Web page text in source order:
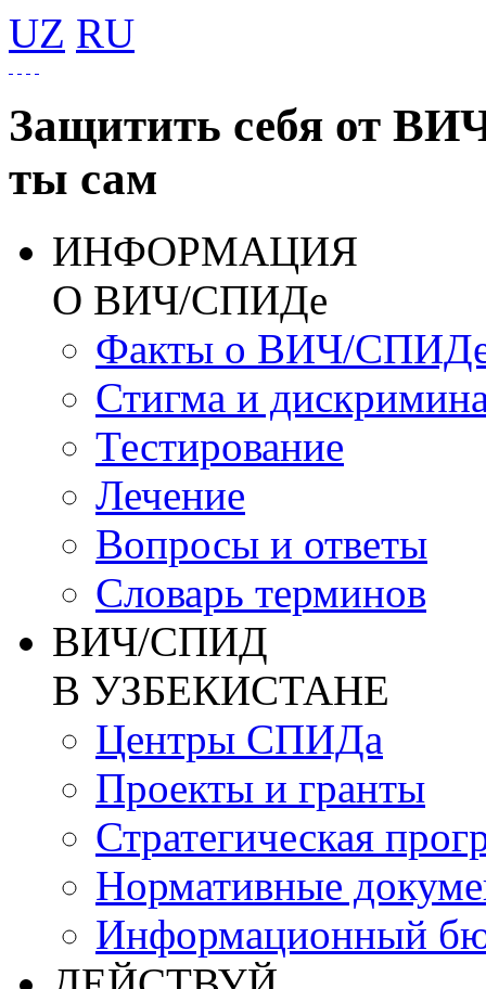
UZ RU
Защитить себя от
ты сам
ИНФОРМАЦИЯ
О ВИЧ/СПИДе
Факты о ВИЧ/
Стигма и
Тестирование
Лечение
Вопросы и ответы
Словарь терминов
ВИЧ/СПИД
В УЗБЕКИСТАНЕ
Центры СПИДа
Проекты и гранты
Стратегическая
Нормативные
Информационный